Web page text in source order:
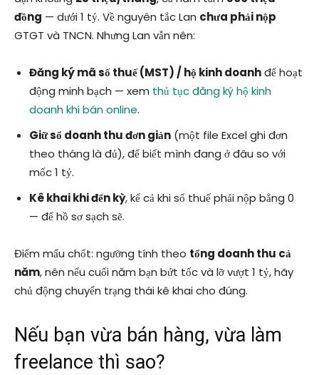
đồng — dưới 1 tỷ. Về nguyên tắc Lan chưa phải nộp
GTGT và TNCN. Nhưng Lan vẫn nên:
Đăng ký mã số thuế (MST) / hộ kinh doanhđể hoạt
động minh bạch — xem thủ tục đăng ký hộ kinh
doanh khi bán online.
Giữ sổ doanh thu đơn giản (một file Excel ghi đơn
theo tháng là đủ), để biết mình đang ở đâu so với
mốc 1 tỷ.
Kê khai khi đến kỳ, kể cả khi số thuế phải nộp bằng 0
— để hồ sơ sạch sẽ.
Điểm mấu chốt: ngưỡng tính theo tổng doanh thu cả
năm, nên nếu cuối năm bạn bứt tốc và lỡ vượt 1 tỷ, hãy
chủ động chuyển trạng thái kê khai cho đúng.
Nếu bạn vừa bán hàng, vừa làm
freelance thì sao?